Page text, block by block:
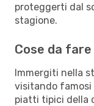
proteggerti dal
stagione.
Cose da
Immergiti nella
visitando famosi
piatti tipici della